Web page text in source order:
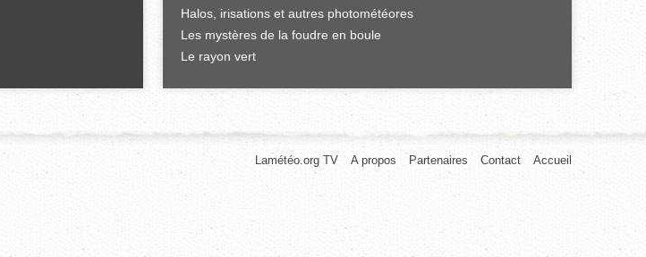
Halos, irisations et autres photométéores
Les mystères de la foudre en boule
Le rayon vert
Accueil
Contact
Partenaires
A propos
Lamétéo.org TV